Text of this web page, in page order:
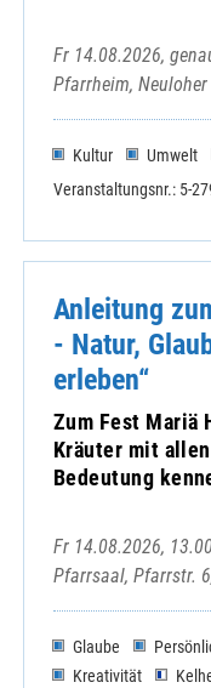
Fr 14.08.2026,
Pfarrheim,
Kultur Umwelt
Veranstaltungsnr.: 5-
Anleitung
- Natur,
erleben“
Zum Fest Mariä
Kräuter mit
Bedeutung
Fr 14.08.2026,
Pfarrsaal, Pfarrstr.
Glaube
Kreativität